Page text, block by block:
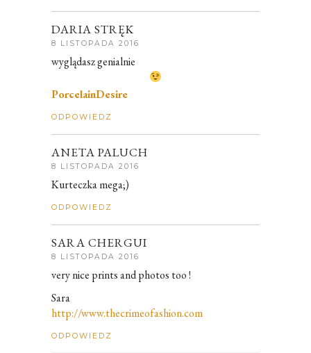
DARIA STRĘK
8 LISTOPADA 2016
wyglądasz genialnie
PorcelainDesire
ODPOWIEDZ
ANETA PALUCH
8 LISTOPADA 2016
Kurteczka mega;)
ODPOWIEDZ
SARA CHERGUI
8 LISTOPADA 2016
very nice prints and photos too !
Sara
http://www.thecrimeofashion.com
ODPOWIEDZ